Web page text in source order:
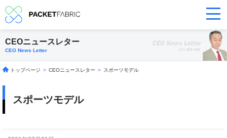
CEOニュースレター
CEO News Letter
トップページ > CEOニュースレター > スポーツモデル
スポーツモデル